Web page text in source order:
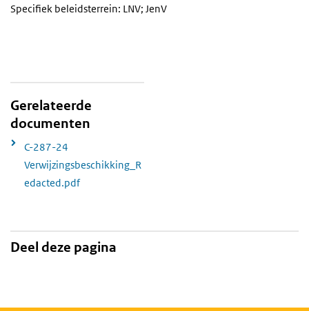
Specifiek beleidsterrein: LNV; JenV
Gerelateerde
documenten
C-287-24
Verwijzingsbeschikking_R
edacted.pdf
Deel deze pagina